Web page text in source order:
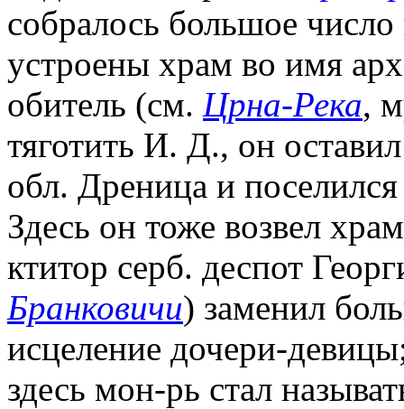
собралось большое
устроены храм во имя
обитель (см. Црна-Река,
тяготить И. Д., он
обл. Дреница и
Здесь он тоже возвел
ктитор серб. деспот
Бранковичи) заменил
исцеление дочери-
здесь мон-рь стал